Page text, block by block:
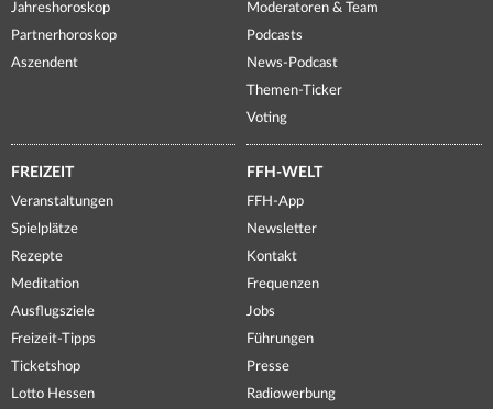
Jahreshoroskop
Partnerhoroskop
Aszendent
Moderatoren & Team
Podcasts
News-Podcast
Themen-Ticker
Voting
FREIZEIT
Veranstaltungen
Spielplätze
Rezepte
Meditation
Ausflugsziele
Freizeit-Tipps
Ticketshop
Lotto Hessen
FFH-WELT
FFH-App
Newsletter
Kontakt
Frequenzen
Jobs
Führungen
Presse
Radiowerbung